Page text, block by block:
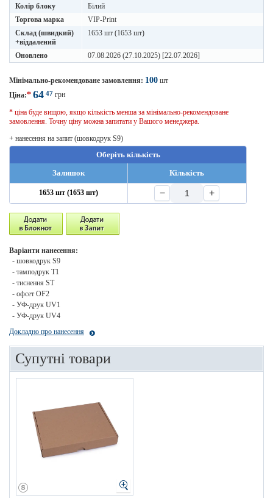
Колір блоку
Білий
Торгова марка
VIP-Print
Склад (швидкий)
+віддалений
1653 шт (1653 шт)
Оновлено 07.08.2026 (27.10.2025) [22.07.2026]
Мінімально-рекомендоване замовлення: 100 шт
Ціна:* 64 47 грн
* ціна буде вищою, якщо кількість менша за мінімально-рекомендоване
замовлення. Точну ціну можна запитати у Вашого менеджера.
+ нанесення на запит (шовкодрук S9)
Оберіть кількість
Залишок
Кількість
1653 шт (1653 шт) − +
Варіанти нанесення:
- шовкодрук S9
- тамподрук T1
- тиснення ST
- офсет OF2
- УФ-друк UV1
- УФ-друк UV4
Докладно про нанесення
Супутні товари